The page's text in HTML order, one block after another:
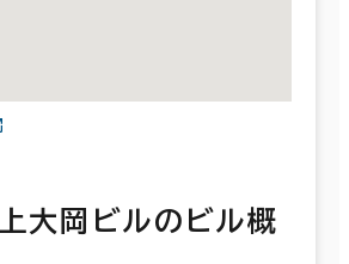
大岡ビルのビル概